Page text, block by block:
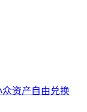
资产自由兑换